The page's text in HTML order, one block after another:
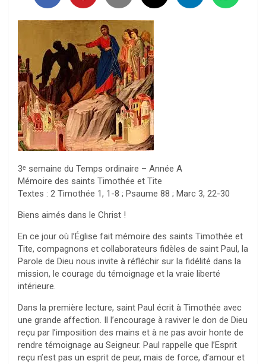
3ᵉ semaine du Temps ordinaire – Année A
Mémoire des saints Timothée et Tite
Textes : 2 Timothée 1, 1-8 ; Psaume 88 ; Marc 3, 22-30
Biens aimés dans le Christ !
En ce jour où l’Église fait mémoire des saints Timothée et
Tite, compagnons et collaborateurs fidèles de saint Paul, la
Parole de Dieu nous invite à réfléchir sur la fidélité dans la
mission, le courage du témoignage et la vraie liberté
intérieure.
Dans la première lecture, saint Paul écrit à Timothée avec
une grande affection. Il l’encourage à raviver le don de Dieu
reçu par l’imposition des mains et à ne pas avoir honte de
rendre témoignage au Seigneur. Paul rappelle que l’Esprit
reçu n’est pas un esprit de peur, mais de force, d’amour et